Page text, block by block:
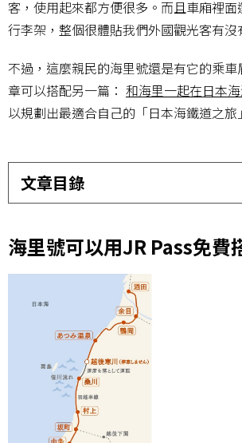
客，使用起來都方便很多。而且車廂裡面
行李架，整個很體貼我們外國觀光客有沒
不過，這麼親民的海里號還是有它的乘
章可以搭配另一篇： 和海里一起在日本
以規劃出最適合自己的「日本海鐵道之旅
文章目錄
海里號可以用JR Pass免費